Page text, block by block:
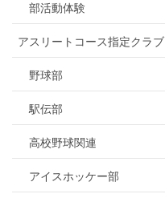
部活動体験
アスリートコース指定クラブ
野球部
駅伝部
高校野球関連
アイスホッケー部